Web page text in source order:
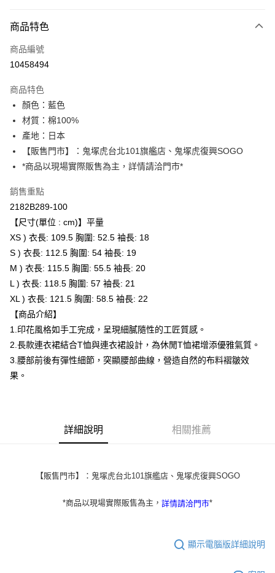
信用卡一次付款
超商取貨付款
Apple Pay
ATM付款
運送方式
每筆NT$80，滿NT$6,000(含以上)免運費
萊爾富取貨付款
每筆NT$80，滿NT$6,000(含以上)免運費
付款後萊爾富取貨
每筆NT$80，滿NT$6,000(含以上)免運費
7-11取貨付款
每筆NT$80，滿NT$6,000(含以上)免運費
付款後7-11取貨
每筆NT$120，滿NT$6,000(含以上)免運費
商品特色
商品編號
10458494
商品特色
顏色：藍色
材質：棉100%
產地：日本
【販售門市】：鬼塚虎台北101旗艦店、鬼塚虎復興SOGO
*商品以現場實際販售為主，詳情請洽門市*
銷售重點
2182B289-100
【尺寸(單位 : cm)】平量
XS ) 衣長: 109.5 胸圍: 52.5 袖長: 18
S ) 衣長: 112.5 胸圍: 54 袖長: 19
M ) 衣長: 115.5 胸圍: 55.5 袖長: 20
L ) 衣長: 118.5 胸圍: 57 袖長: 21
XL ) 衣長: 121.5 胸圍: 58.5 袖長: 22
【商品介紹】
1.印花風格如手工完成，呈現細膩隨性的工匠質感。
2.長款連衣裙結合T恤與連衣裙設計，為休閒T恤裙增添優雅氣質。
3.腰部前後有彈性細節，突顯腰部曲線，營造自然的布料褶皺效
果。
詳細說明 相關推薦
【販售門市】：鬼塚虎台北101旗艦店、鬼塚虎復興SOGO
*商品以現場實際販售為主， 詳情請洽門市*
顯示電腦版詳細說明